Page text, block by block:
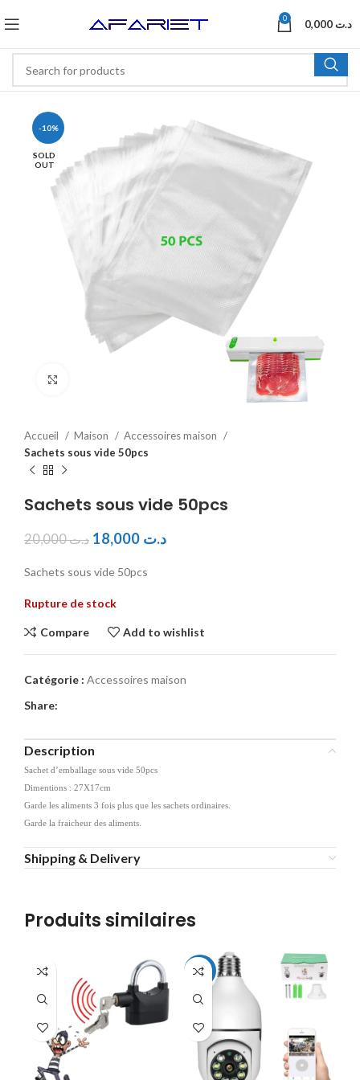
0 د.ت
-10%
SOLD
OUT
Accueil Maison
Accessoires maison
Sachets sous vide 50pcs
Sachets sous vide 50pcs
د.ت20,000 د.ت
Sachets sous vide 50pcs
Rupture de stock
Compare Add to wishlist
Catégorie : Accessoires maison
Share:
Description
Sachet d’emballage sous vide 50pcs
Dimentions : 27X17cm
Garde les aliments 3 fois plus que les sachets ordinaires.
Garde la fraicheur des aliments.
Shipping & Delivery
Produits similaires
-31%